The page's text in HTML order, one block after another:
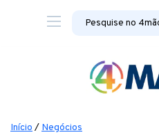
Início / Negócios